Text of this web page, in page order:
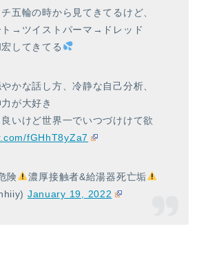
五輪の時から見てきてるけど、
ト→ツイストパーマ→ドレッド
してきてる
かな話し方、冷静な自己分析、
が大好き
いけど世界一でいつづけけて欲
fGHhT8yZa7
険
濃厚接触者&給湯器死亡垢
January 19, 2022